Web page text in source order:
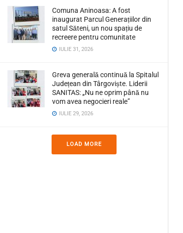
Comuna Aninoasa: A fost
inaugurat Parcul Generațiilor din
satul Săteni, un nou spațiu de
recreere pentru comunitate
IULIE 31, 2026
Greva generală continuă la Spitalul
Județean din Târgoviște. Liderii
SANITAS: „Nu ne oprim până nu
vom avea negocieri reale”
IULIE 29, 2026
LOAD MORE